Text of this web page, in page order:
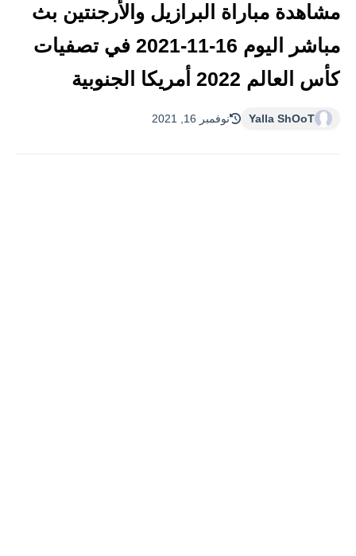
مشاهدة مباراة البرازيل والأرجنتين بث
مباشر اليوم 16-11-2021 في تصفيات
كأس العالم 2022 أمريكا الجنوبية
Yalla ShOoT نوفمبر 16, 2021